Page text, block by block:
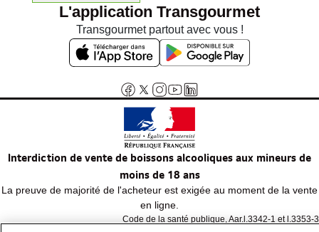
L'application Transgourmet
Transgourmet partout avec vous !
Interdiction de vente de boissons alcooliques aux mineurs de
moins de 18 ans
La preuve de majorité de l'acheteur est exigée au moment de la vente
en ligne.
Code de la santé publique, Aar.l.3342-1 et l.3353-3